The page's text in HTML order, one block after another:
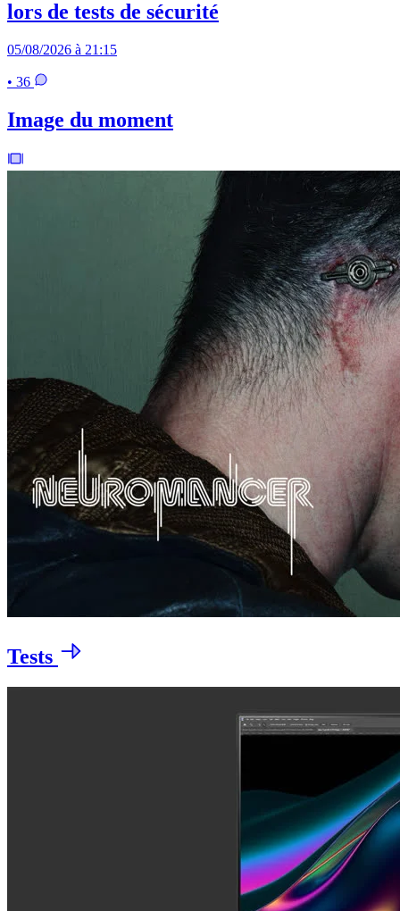
lors de tests de sécurité
05/08/2026 à 21:15
• 36
Image du moment
Tests